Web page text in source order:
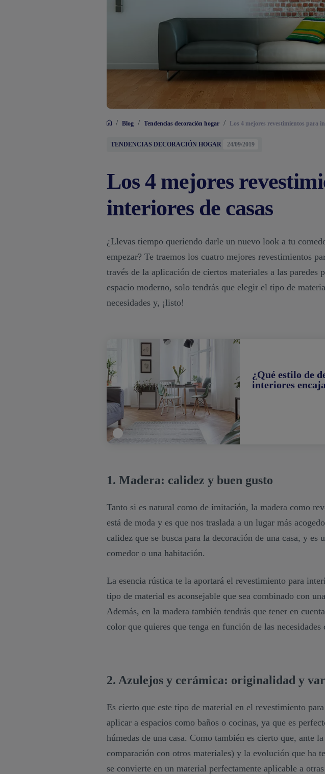
/ Blog / Tendencias decoración hogar / Los 4 mejores revestimientos para
TENDENCIAS DECORACIÓN HOGAR 24/09/2019
Los 4 mejores
interiores de casas
¿Llevas tiempo queriendo darle un nuevo look a tu
empezar? Te traemos los cuatro mejores revestimientos
través de la aplicación de ciertos materiales a las paredes
espacio moderno, solo tendrás que elegir el tipo de
necesidades y, ¡listo!
¿Qué estilo de
interiores
1. Madera: calidez y buen gusto
Tanto si es natural como de imitación, la madera como
está de moda y es que nos traslada a un lugar más
calidez que se busca para la decoración de una casa, y es
comedor o una habitación.
La esencia rústica te la aportará el revestimiento para
tipo de material es aconsejable que sea combinado con
Además, en la madera también tendrás que tener en
color que quieres que tenga en función de las necesidades
2. Azulejos y cerámica: originalidad y
Es cierto que este tipo de material en el revestimiento
aplicar a espacios como baños o cocinas, ya que es
húmedas de una casa. Como también es cierto que, ante
comparación con otros materiales) y la evolución que ha
se convierte en un material perfectamente aplicable a